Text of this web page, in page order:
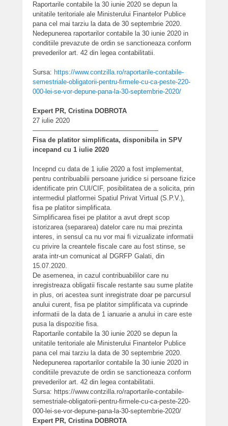
Raportarile contabile la 30 iunie 2020 se depun la
unitatile teritoriale ale Ministerului Finantelor Publice
pana cel mai tarziu la data de 30 septembrie 2020.
Nedepunerea raportarilor contabile la 30 iunie 2020 in
conditiile prevazute de ordin se sanctioneaza conform
prevederilor art. 42 din legea contabilitatii.
Sursa: https://www.contzilla.ro/raportarile-contabile-
semestriale-obligatorii-pentru-firmele-cu-ca-peste-220-
000-lei-se-vor-depune-pana-la-30-septembrie-2020/
Expert PR, Cristina DOBROTA
27 iulie 2020
———————————————————
Fisa de platitor simplificata, disponibila in SPV
incepand cu 1 iulie 2020
Incepnd cu data de 1 iulie 2020 a fost implementat,
pentru contribuabilii persoane juridice si persoane fizice
identificate prin CUI/CIF, posibilitatea de a solicita, prin
intermediul platformei Spatiul Privat Virtual (S.P.V.),
fisa pe platitor simplificata.
Simplificarea fisei pe platitor a avut drept scop
istorizarea (separarea) datelor care nu mai prezinta
interes, in sensul ca nu vor mai fi vizualizate informatii
cu privire la creantele fiscale care au fost stinse, se
arata intr-un comunicat al DGRFP Galati, din
15.07.2020.
De asemenea, in cazul contribuabililor care nu
inregistreaza obligatii fiscale restante sau sume platite
in plus, ori acestea sunt inregistrate doar pe parcursul
anului curent, fisa pe platitor simplificata va cuprinde
informatii de la data de 1 ianuarie a anului in care este
pusa la dispozitie fisa.
Raportarile contabile la 30 iunie 2020 se depun la
unitatile teritoriale ale Ministerului Finantelor Publice
pana cel mai tarziu la data de 30 septembrie 2020.
Nedepunerea raportarilor contabile la 30 iunie 2020 in
conditiile prevazute de ordin se sanctioneaza conform
prevederilor art. 42 din legea contabilitatii.
Sursa: https://www.contzilla.ro/raportarile-contabile-
semestriale-obligatorii-pentru-firmele-cu-ca-peste-220-
000-lei-se-vor-depune-pana-la-30-septembrie-2020/
Expert PR, Cristina DOBROTA